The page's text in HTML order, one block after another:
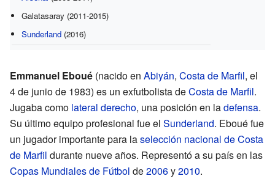
Galatasaray (2011-2015)
Sunderland (2016)
Emmanuel Eboué (nacido en Abiyán, Costa de Marfil, el
4 de junio de 1983) es un exfutbolista deCosta de Marfil.
Jugaba como lateral derecho, una posición en ladefensa.
Su último equipo profesional fue el Sunderland. Eboué fue
un jugador importante para laselección nacional de Costa
de Marfil durante nueve años. Representó a su país en las
Copas Mundiales de Fútbol de2006y2010.